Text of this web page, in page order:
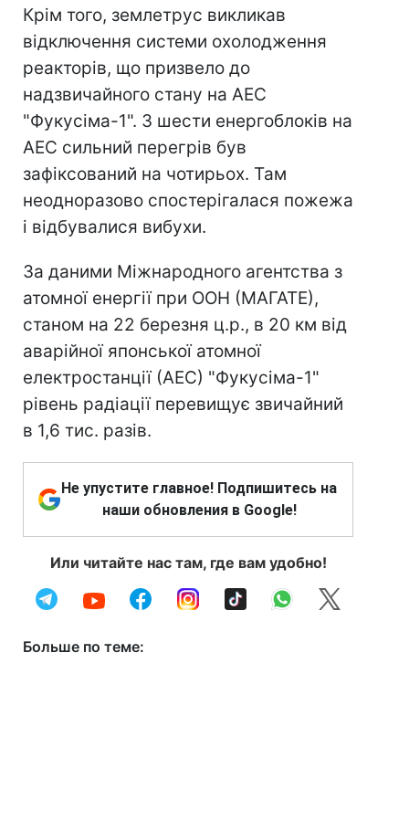
Крім того, землетрус викликав
відключення системи охолодження
реакторів, що призвело до
надзвичайного стану на АЕС
"Фукусіма-1". З шести енергоблоків на
АЕС сильний перегрів був
зафіксований на чотирьох. Там
неодноразово спостерігалася пожежа
і відбувалися вибухи.
За даними Міжнародного агентства з
атомної енергії при ООН (МАГАТЕ),
станом на 22 березня ц.р., в 20 км від
аварійної японської атомної
електростанції (АЕС) "Фукусіма-1"
рівень радіації перевищує звичайний
в 1,6 тис. разів.
Не упустите главное! Подпишитесь на
наши обновления в Google!
Или читайте нас там, где вам удобно!
Больше по теме: